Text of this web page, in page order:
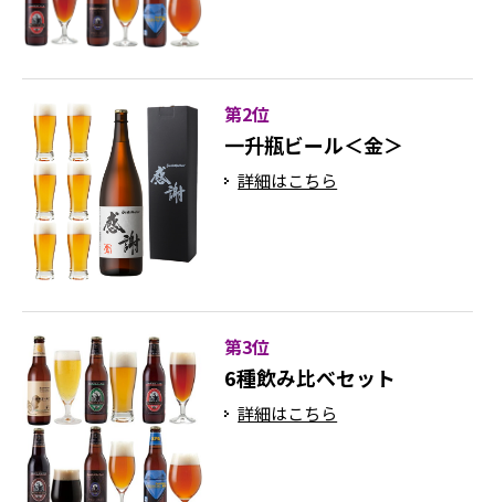
第2位
一升瓶ビール＜金＞
詳細はこちら
第3位
6種飲み比べセット
詳細はこちら